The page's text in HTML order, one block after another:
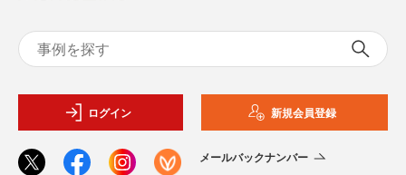
ログイン 新規会員登録
メールバックナンバー